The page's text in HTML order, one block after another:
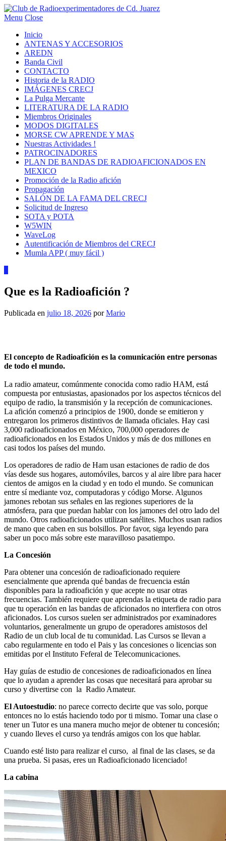
Menu Close
Inicio
ANTENAS Y ACCESORIOS
AREDN
Banda Civil
CONTACTO
Historia de la RADIO
IMÁGENES CRECJ
La Pulga Mercante
LITERATURA DE LA RADIO
Miembros Originales
MODOS DIGITALES
MORSE CW APRENDE Y MAS
Nuestras Actividades !
PATROCINADORES
PLAN DE BANDAS DE RADIOAFICIONADOS EN
MEXICO
Promoción de la Radio afición
Propagación
SALÓN DE LA FAMA DEL CRECJ
Solicitud de Ingreso
SOTA y POTA
W5WIN
WaveLog
Autentificación de Miembros del CRECJ
Mumla APP ( muy fácil )
Que es la Radioafición ?
Publicada en julio 18, 2026 porMario
El concepto de Radioafición es la comunicación entre personas
de todo el mundo.
La radio amateur, comúnmente conocida como radio HAM, está
compuesta por entusiastas, apasionados por los aspectos técnicos del
equipo de radio, la transmisión y la recepción de comunicaciones.
La afición comenzó a principios de 1900, donde se emitieron y
entregaron los primeros distintivos de llamada oficiales. Hay casi
3,000 radioaficionados en México, 700,000 operadores de
radioaficionados en los Estados Unidos y más de dos millones en
casi todos los países del mundo.
Los operadores de radio de Ham usan estaciones de radio de dos
vías desde sus hogares, automóviles, barcos y al aire libre para hacer
cientos de amigos en la ciudad y en todo el mundo. Se comunican
entre sí mediante voz, computadoras y código Morse. Algunos
jamones rebotan sus señales en las regiones superiores de la
atmósfera, para que puedan hablar con los jamones del otro lado del
mundo. Otros radioaficionados utilizan satélites. Muchos usan radios
de mano que caben en sus bolsillos. Por favor, siga leyendo para
saber un poco más sobre este maravilloso pasatiempo.
La Concesión
Para obtener una concesión de radioaficionado requiere
esencialmente que aprenda qué bandas de frecuencia están
disponibles para la radioafición y que acepte no usar otras
frecuencias. También requiere que aprendas la etiqueta de radio para
que tu operación en las bandas de aficionados no interfiera con otros
aficionados. Los cursos suelen ser administrados por examinadores
voluntarios, generalmente un grupo de operadores amistosos del
Radio de un club local de tu comunidad. Las Cursos se llevan a
cabo regularmente en todo el Pais y las concesiones o licencias son
emitidas por el Instituto Feferal de Telecomunicaciones.
Hay guías de estudio de concesiones de radioaficionados en línea
que lo ayudan a aprender las cosas que necesitará para aprobar su
curso y divertirse con la Radio Amateur.
El Autoestudio: no parece correcto decirte que vas solo, porque
entonces no lo estás haciendo todo por ti mismo. Tomar una clase o
tener un Tutor es una manera mucho mejor de obtener tu concesión;
y cuando lleves el curso ya tendrás amigos con los que hablar.
Cuando esté listo para realizar el curso, al final de las clases, se da
una prueba. Si pasas, eres un Radioaficionado licenciado!
La cabina